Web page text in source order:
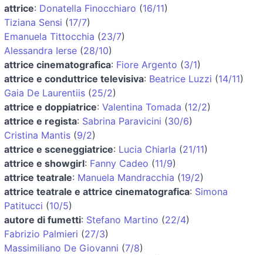
attrice: Donatella Finocchiaro (16/11)
Tiziana Sensi (17/7)
Emanuela Tittocchia (23/7)
Alessandra Ierse (28/10)
attrice cinematografica: Fiore Argento (3/1)
attrice e conduttrice televisiva: Beatrice Luzzi (14/11)
Gaia De Laurentiis (25/2)
attrice e doppiatrice: Valentina Tomada (12/2)
attrice e regista: Sabrina Paravicini (30/6)
Cristina Mantis (9/2)
attrice e sceneggiatrice: Lucia Chiarla (21/11)
attrice e showgirl: Fanny Cadeo (11/9)
attrice teatrale: Manuela Mandracchia (19/2)
attrice teatrale e attrice cinematografica: Simona
Patitucci (10/5)
autore di fumetti: Stefano Martino (22/4)
Fabrizio Palmieri (27/3)
Massimiliano De Giovanni (7/8)